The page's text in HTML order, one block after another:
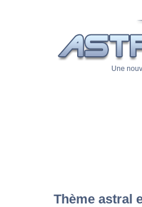
Une
Thème astral